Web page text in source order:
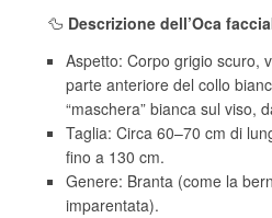
🦆 Descrizione dell’Oca
Aspetto: Corpo grigio scuro,
parte anteriore del collo
“maschera” bianca sul viso,
Taglia: Circa 60–70 cm di
fino a 130 cm.
Genere: Branta (come la
imparentata).